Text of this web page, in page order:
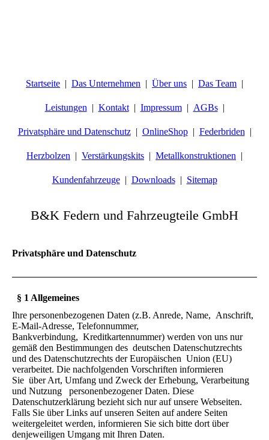
Startseite Das Unternehmen Über uns Das Team
Leistungen Kontakt Impressum AGBs
Privatsphäre und Datenschutz OnlineShop Federbriden
Herzbolzen Verstärkungskits Metallkonstruktionen
Kundenfahrzeuge Downloads Sitemap
B&K Federn und Fahrzeugteile GmbH
Privatsphäre und Datenschutz
§ 1 Allgemeines
Ihre personenbezogenen Daten (z.B. Anrede, Name, Anschrift,
E-Mail-Adresse, Telefonnummer,
Bankverbindung, Kreditkartennummer) werden von uns nur
gemäß den Bestimmungen des deutschen Datenschutzrechts
und des Datenschutzrechts der Europäischen Union (EU)
verarbeitet. Die nachfolgenden Vorschriften informieren
Sie über Art, Umfang und Zweck der Erhebung, Verarbeitung
und Nutzung personenbezogener Daten. Diese
Datenschutzerklärung bezieht sich nur auf unsere Webseiten.
Falls Sie über Links auf unseren Seiten auf andere Seiten
weitergeleitet werden, informieren Sie sich bitte dort über
denjeweiligen Umgang mit Ihren Daten.